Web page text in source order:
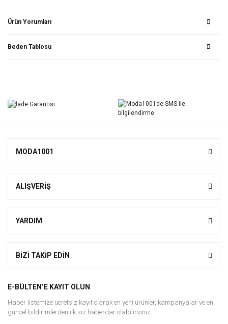
Ürün Yorumları
Beden Tablosu
MODA1001
ALIŞVERİŞ
YARDIM
BİZİ TAKİP EDİN
E-BÜLTEN’E KAYIT OLUN
Haber listemize ücretsiz kayıt olarak en yeni ürünler, kampanyalar ve en
güncel bildirimlerden ilk siz haberdar olabilirsiniz.